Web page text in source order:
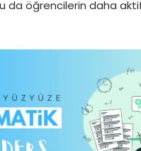
da öğrencilerin daha